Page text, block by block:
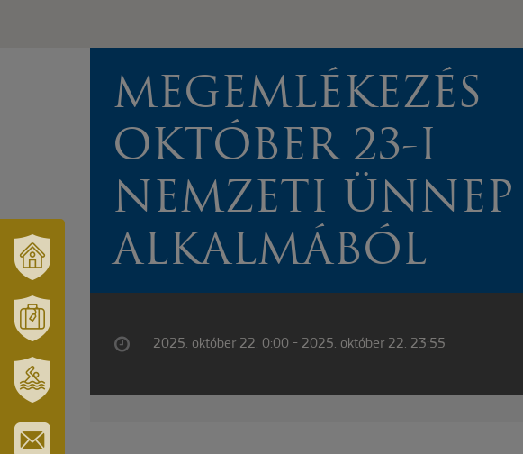
ÉS
TÉRSÉGÜNK
MÓRAHALOM
TURISZTIKA
ERZSÉBET
GYÓGYFÜRDŐ
MEGEMLÉKEZÉS
OKTÓBER 23-I
NEMZETI ÜNNEP
ALKALMÁBÓL
2025. október 22. 0:00 - 2025. október 22. 23:55